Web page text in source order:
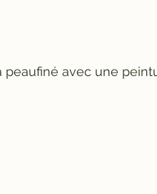
peaufiné avec une